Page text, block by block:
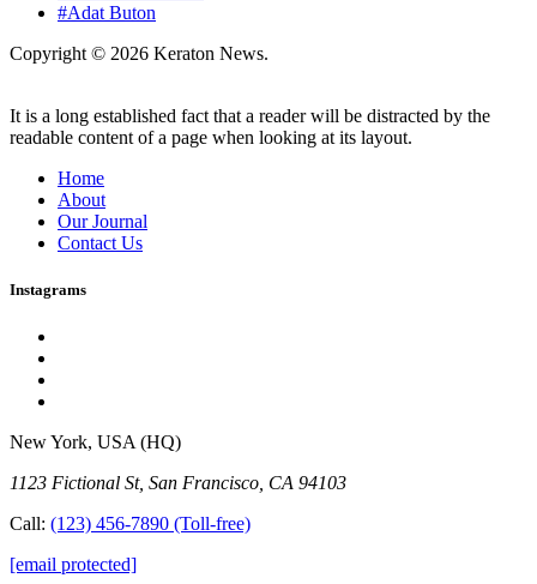
#Adat Buton
Copyright © 2026 Keraton News.
It is a long established fact that a reader will be distracted by the
readable content of a page when looking at its layout.
Home
About
Our Journal
Contact Us
Instagrams
New York, USA (HQ)
1123 Fictional St, San Francisco, CA 94103
Call: (123) 456-7890 (Toll-free)
[email protected]